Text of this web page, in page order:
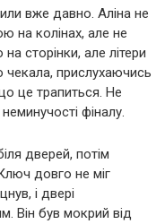
вже давно. Аліна не
на колінах, але не
сторінки, але літери
прислухаючись
це трапиться. Не
фіналу.
дверей, потім
довго не міг
і двері
Він був мокрий від